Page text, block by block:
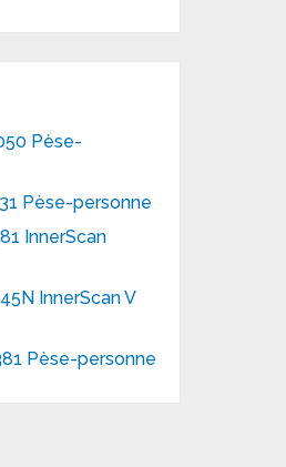
Pèse-
Pèse-personne
InnerScan
InnerScan V
Pèse-personne